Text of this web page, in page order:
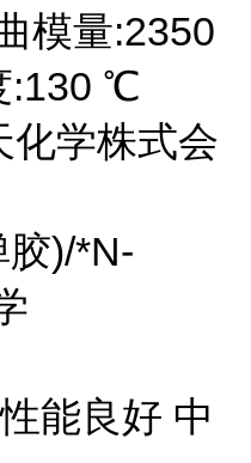
模量:2350
:130 ℃
化学株式会
)/*N-
能良好 中